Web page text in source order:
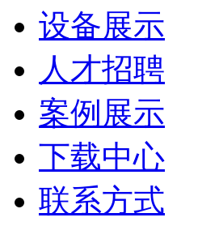
设备展示
人才招聘
案例展示
下载中心
联系方式